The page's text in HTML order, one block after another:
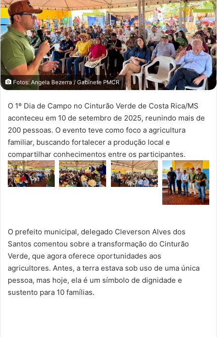
Fotos: Angela Bezerra / Gabinete PMCR
O 1º Dia de Campo no Cinturão Verde de Costa Rica/MS
aconteceu em 10 de setembro de 2025, reunindo mais de
200 pessoas. O evento teve como foco a agricultura
familiar, buscando fortalecer a produção local e
compartilhar conhecimentos entre os participantes.
O prefeito municipal, delegado Cleverson Alves dos
Santos comentou sobre a transformação do Cinturão
Verde, que agora oferece oportunidades aos
agricultores. Antes, a terra estava sob uso de uma única
pessoa, mas hoje, ela é um símbolo de dignidade e
sustento para 10 famílias.